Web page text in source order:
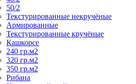
50/2
Текстурированные некручёные
Армированные
Текстурированные кручёные
Кашкорсе
240 гр.м2
320 гр.м2
350 гр.м2
Рибана